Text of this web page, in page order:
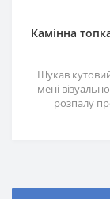
Камінна
Шукав
мені
розпалу